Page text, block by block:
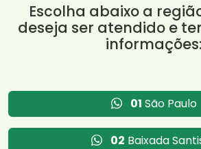
Escolha abaixo a
deseja ser atendido e
informações:
01 São Paulo
02 Baixada